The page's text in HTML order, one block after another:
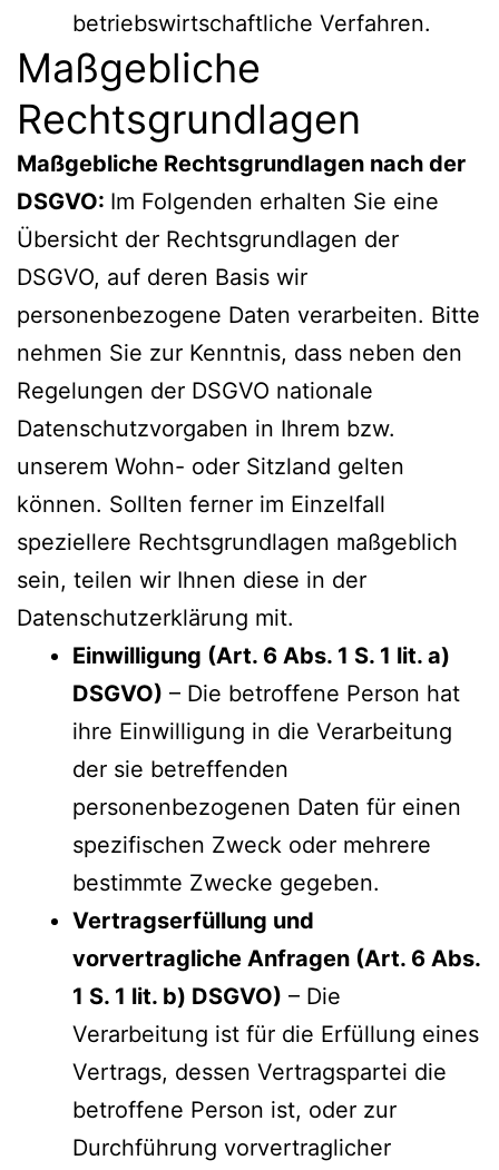
betriebswirtschaftliche Verfahren.
Maßgebliche
Rechtsgrundlagen
Maßgebliche Rechtsgrundlagen nach der
DSGVO: Im Folgenden erhalten Sie eine
Übersicht der Rechtsgrundlagen der
DSGVO, auf deren Basis wir
personenbezogene Daten verarbeiten. Bitte
nehmen Sie zur Kenntnis, dass neben den
Regelungen der DSGVO nationale
Datenschutzvorgaben in Ihrem bzw.
unserem Wohn- oder Sitzland gelten
können. Sollten ferner im Einzelfall
speziellere Rechtsgrundlagen maßgeblich
sein, teilen wir Ihnen diese in der
Datenschutzerklärung mit.
Einwilligung (Art. 6 Abs. 1 S. 1 lit. a)
DSGVO) – Die betroffene Person hat
ihre Einwilligung in die Verarbeitung
der sie betreffenden
personenbezogenen Daten für einen
spezifischen Zweck oder mehrere
bestimmte Zwecke gegeben.
Vertragserfüllung und
vorvertragliche Anfragen (Art. 6 Abs.
1 S. 1 lit. b) DSGVO) – Die
Verarbeitung ist für die Erfüllung eines
Vertrags, dessen Vertragspartei die
betroffene Person ist, oder zur
Durchführung vorvertraglicher